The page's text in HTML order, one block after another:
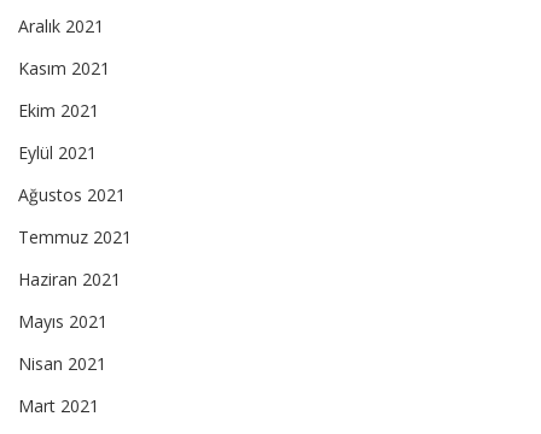
Aralık 2021
Kasım 2021
Ekim 2021
Eylül 2021
Ağustos 2021
Temmuz 2021
Haziran 2021
Mayıs 2021
Nisan 2021
Mart 2021